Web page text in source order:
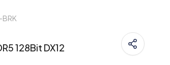
128Bit DX12